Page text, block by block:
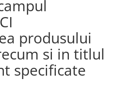
produsului
si in titlul
specificate